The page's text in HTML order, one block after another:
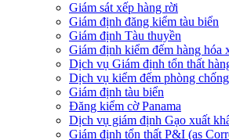
Giám sát xếp hàng rời
Giám định đăng kiểm tàu biển
Giám định Tàu thuyền
Giám định kiểm đếm hàng hóa
Dịch vụ Giám định tổn thất
Dịch vụ kiểm đếm phòng
Giám định tàu biển
Đăng kiểm cờ Panama
Dịch vụ giám định Gạo xuất
Giám định tổn thất P&I (as